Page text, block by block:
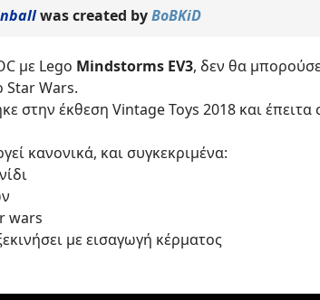
was created byBoBKiD
με Lego Mindstorms EV3, δεν θα
Star Wars.
στην έκθεση Vintage Toys 2018 και έπειτα
κανονικά, και συγκεκριμένα:
wars
με εισαγωγή κέρματος